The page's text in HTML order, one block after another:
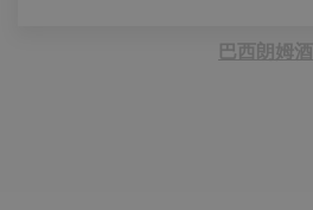
巴西朗姆酒